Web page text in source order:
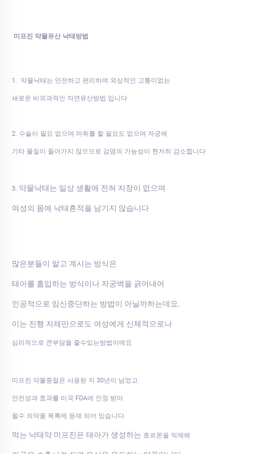
미프진 약물유산 낙태방법
1. 약물낙태는 안전하고 편리하며 외상적인 고통이없는
새로운 비외과적인 자연유산방법 입니다
2. 수술이 필요 없으며 마취를 할 필요도 없으며 자궁에
기타 물질이 들어가지 않으므로 감염의 가능성이 현저히 감소합니다
3. 약물낙태는 일상 생활에 전혀 지장이 없으며
여성의 몸에 낙태흔적을 남기지 않습니다
많은분들이 알고 계시는 방식은
태아를 흡입하는 방식이나 자궁벽을 긁어내어
인공적으로 임신중단하는 방법이 아닐까하는데요.
이는 진행 자체만으로도 여성에게 신체적으로나
심리적으로 큰부담을 줄수있는방법이에요
미프진 약물중절은 사용된 지 30년이 넘었고
안전성과 효과를 미국 FDA에 인정 받아
필수 의약품 목록에 등재 되어 있습니다
먹는 낙태약 미프진은 태아가 생성하는 호르몬을 억제해